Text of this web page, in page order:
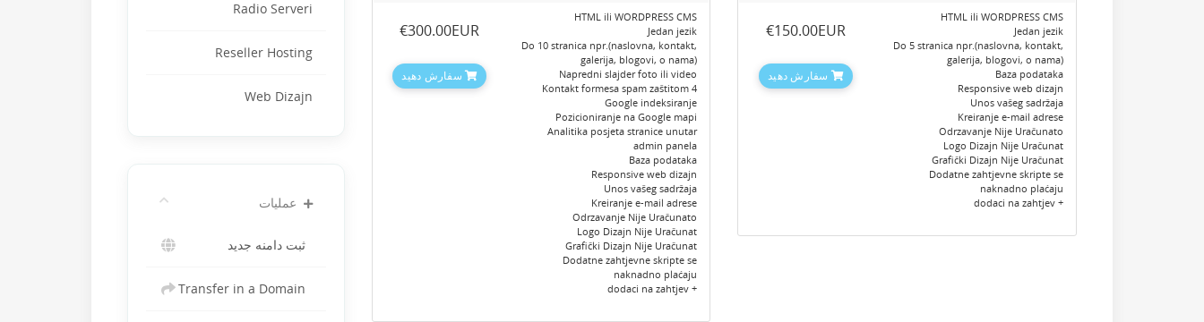
Radio Serveri
Reseller Hosting
Web Dizajn
عملیات
ثبت دامنه جدید
HTML ili WORDPRESS CMS
Jedan jezik
Do 5 stranica npr.(naslovna, kontakt,
galerija, blogovi, o nama)
Baza podataka
Responsive web dizajn
Unos vašeg sadržaja
Kreiranje e-mail adrese
Odrzavanje Nije Uračunato
Logo Dizajn Nije Uračunat
Grafički Dizajn Nije Uračunat
Dodatne zahtjevne skripte se
naknadno plaćaju
+ dodaci na zahtjev
‎€150.00EUR
سفارش دهید
HTML ili WORDPRESS CMS
Jedan jezik
Do 10 stranica npr.(naslovna, kontakt,
galerija, blogovi, o nama)
Napredni slajder foto ili video
4 Kontakt formesa spam zaštitom
Google indeksiranje
Pozicioniranje na Google mapi
Analitika posjeta stranice unutar
admin panela
Baza podataka
Responsive web dizajn
Unos vašeg sadržaja
Kreiranje e-mail adrese
Odrzavanje Nije Uračunato
Logo Dizajn Nije Uračunat
Grafički Dizajn Nije Uračunat
Dodatne zahtjevne skripte se
naknadno plaćaju
+ dodaci na zahtjev
‎€300.00EUR
سفارش دهید